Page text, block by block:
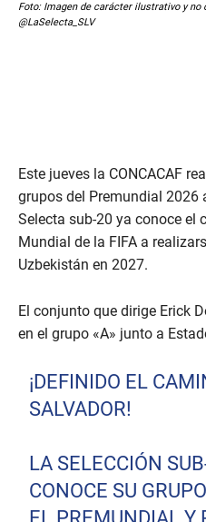
Foto: Imagen de carácter ilustrativo y
@LaSelecta_SLV
Este jueves la CONCACAF
grupos del Premundial 2026
Selecta sub-20 ya conoce el
Mundial de la FIFA a
Uzbekistán en 2027.
El conjunto que dirige Erick
en el grupo «A» junto a
¡DEFINIDO EL
SALVADOR!
LA SELECCIÓN
CONOCE SU